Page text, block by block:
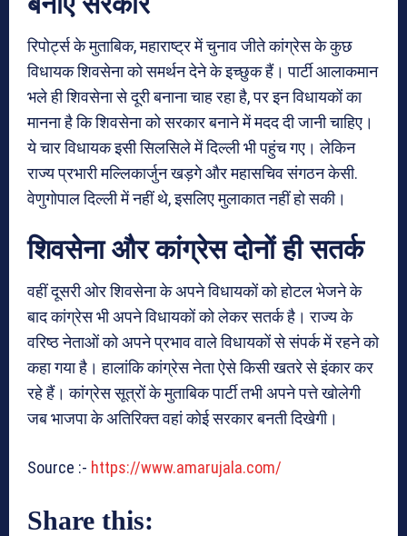
रिपोर्ट्स के मुताबिक, महाराष्ट्र में चुनाव जीते कांग्रेस के कुछ
विधायक शिवसेना को समर्थन देने के इच्छुक हैं। पार्टी आलाकमान
भले ही शिवसेना से दूरी बनाना चाह रहा है, पर इन विधायकों का
मानना है कि शिवसेना को सरकार बनाने में मदद दी जानी चाहिए।
ये चार विधायक इसी सिलसिले में दिल्ली भी पहुंच गए। लेकिन
राज्य प्रभारी मल्लिकार्जुन खड़गे और महासचिव संगठन केसी.
वेणुगोपाल दिल्ली में नहीं थे, इसलिए मुलाकात नहीं हो सकी।
शिवसेना और कांग्रेस दोनों ही सतर्क
वहीं दूसरी ओर शिवसेना के अपने विधायकों को होटल भेजने के
बाद कांग्रेस भी अपने विधायकों को लेकर सतर्क है। राज्य के
वरिष्ठ नेताओं को अपने प्रभाव वाले विधायकों से संपर्क में रहने को
कहा गया है। हालांकि कांग्रेस नेता ऐसे किसी खतरे से इंकार कर
रहे हैं। कांग्रेस सूत्रों के मुताबिक पार्टी तभी अपने पत्ते खोलेगी
जब भाजपा के अतिरिक्त वहां कोई सरकार बनती दिखेगी।
Source :- https://www.amarujala.com/
Share this: